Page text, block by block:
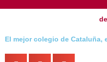
El mejor colegio de Cataluña,